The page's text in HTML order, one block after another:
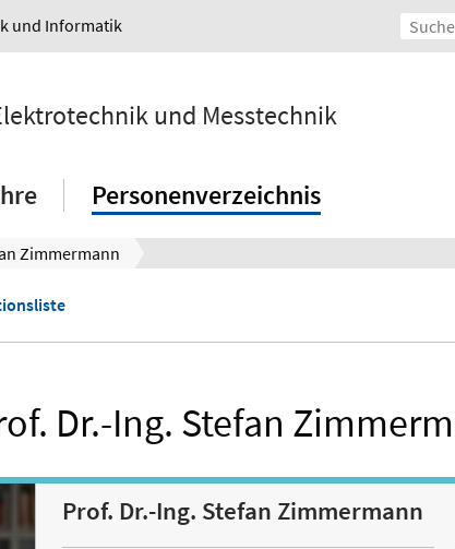
und Informatik
und Messtechnik
Personenverzeichnis
Zimmermann
Dr.-Ing. Stefan
Prof. Dr.-Ing. Stefan Zimmermann